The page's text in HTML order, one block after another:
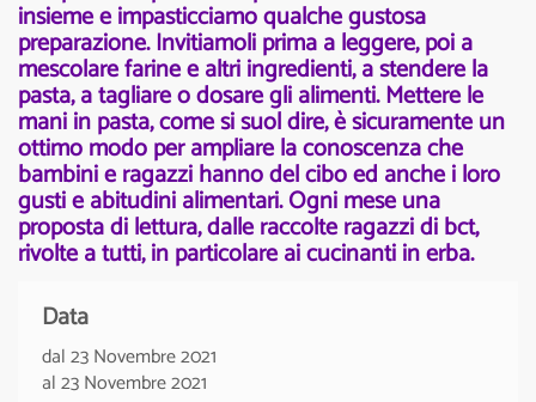
insieme e impasticciamo qualche gustosa
preparazione. Invitiamoli prima a leggere, poi a
mescolare farine e altri ingredienti, a stendere la
pasta, a tagliare o dosare gli alimenti. Mettere le
mani in pasta, come si suol dire, è sicuramente un
ottimo modo per ampliare la conoscenza che
bambini e ragazzi hanno del cibo ed anche i loro
gusti e abitudini alimentari. Ogni mese una
proposta di lettura, dalle raccolte ragazzi di bct,
rivolte a tutti, in particolare ai cucinanti in erba.
Data
dal 23 Novembre 2021
al 23 Novembre 2021